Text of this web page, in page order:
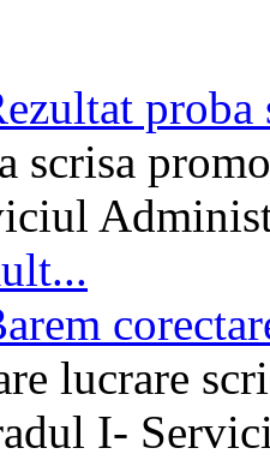
proba
scrisa
lucrare
I-